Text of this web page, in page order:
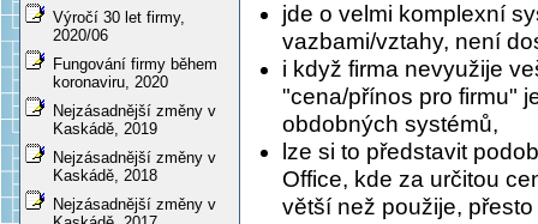
Výročí 30 let firmy,
2020/06
Fungování firmy během
koronaviru, 2020
Nejzásadnější změny v
Kaskádě, 2019
Nejzásadnější změny v
Kaskádě, 2018
Nejzásadnější změny v
jde o velmi komplexní
vazbami/vztahy, není
i když firma nevyužije
"cena/přínos pro firmu"
obdobných systémů,
lze si to představit
Office, kde za určitou
větší než použije,